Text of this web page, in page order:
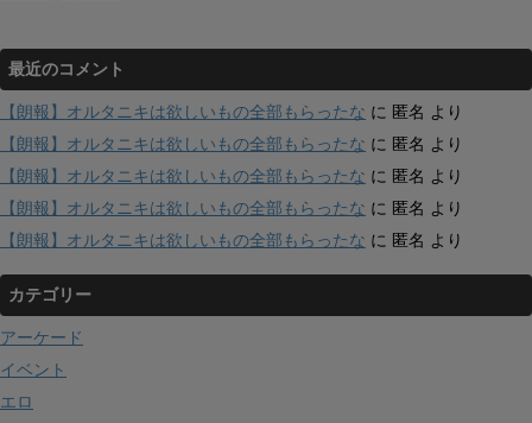
最近のコメント
【朗報】オルタニキは欲しいもの全部もらったな に 匿名 より
【朗報】オルタニキは欲しいもの全部もらったな に 匿名 より
【朗報】オルタニキは欲しいもの全部もらったな に 匿名 より
【朗報】オルタニキは欲しいもの全部もらったな に 匿名 より
【朗報】オルタニキは欲しいもの全部もらったな に 匿名 より
カテゴリー
アーケード
イベント
エロ